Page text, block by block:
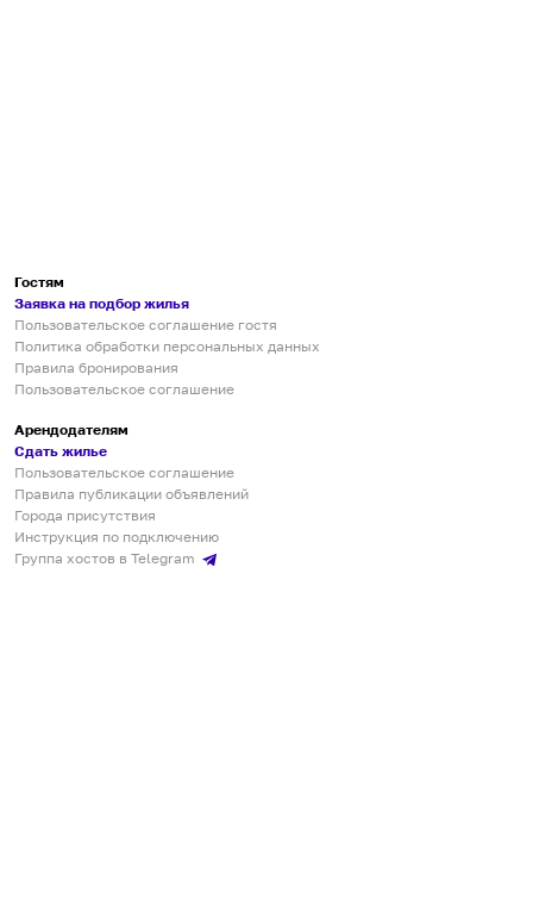
Гостям
Заявка на подбор жилья
Пользовательское соглашение гостя
Политика обработки персональных данных
Правила бронирования
Пользовательское соглашение
Арендодателям
Сдать жилье
Пользовательское соглашение
Правила публикации объявлений
Города присутствия
Инструкция по подключению
Группа хостов в Telegram